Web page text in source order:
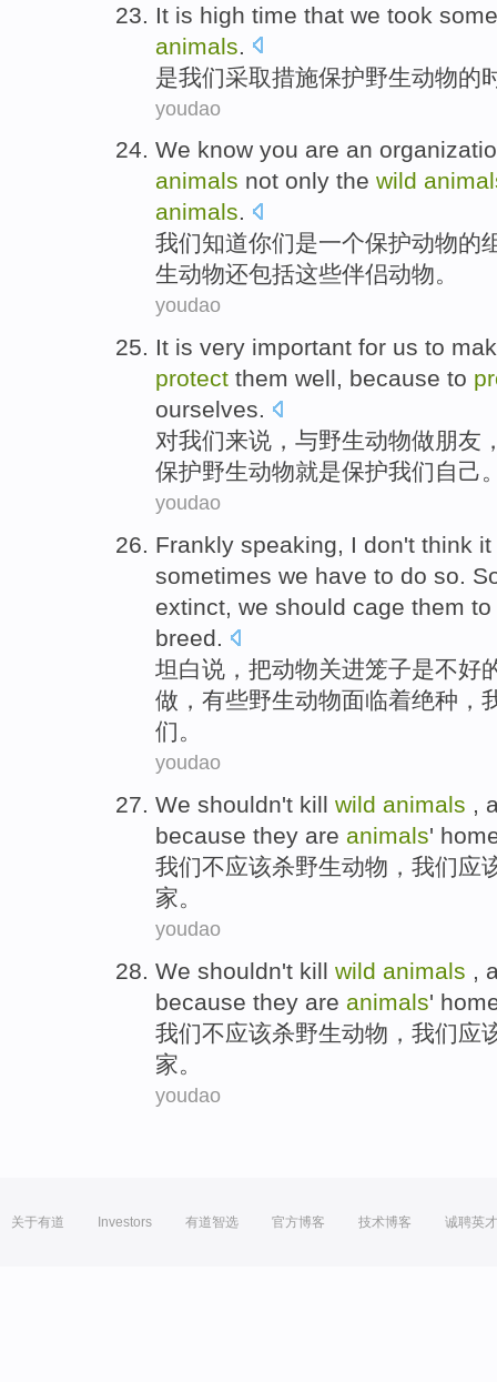
It is high time that we took some
animals
是我们采取措施保护野生动物的
youdao
We know you are an
animals not only the wild
animals.
我们知道你们是一个保护动物的
生动物还包括这些伴侣动物。
youdao
It is very important for us to
protect them well, because to
ourselves.
对我们来说， 与野生动物做朋友
保护野生动物就是保护我们自己
youdao
Frankly speaking, I don't think it
sometimes we have to do so.
extinct, we should cage them to
breed.
坦白说 ， 把动物关进笼子是不好
做 ， 有些野生动物面临着绝种 ，
们。
youdao
We shouldn't kill wild animals ,
because they are animals'
我们不应该杀野生动物 ，我们应
家。
youdao
We shouldn't kill wild animals ,
because they are animals'
我们不应该杀野生动物 ，我们应
家。
youdao
关于有道 Investors 有道智选 官方博客 技术博客 诚聘英才